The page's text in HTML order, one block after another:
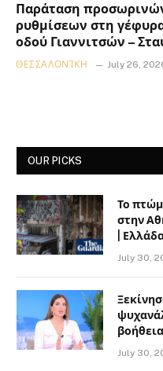
Παράταση
ρυθμίσεων στη
οδού Γιαννιτσών –
ΘΕΣΣΑΛΟΝΊΚΗ July 26,
OUR PICKS
Το
στην
|
July 30,
βοήθεια
July 30,